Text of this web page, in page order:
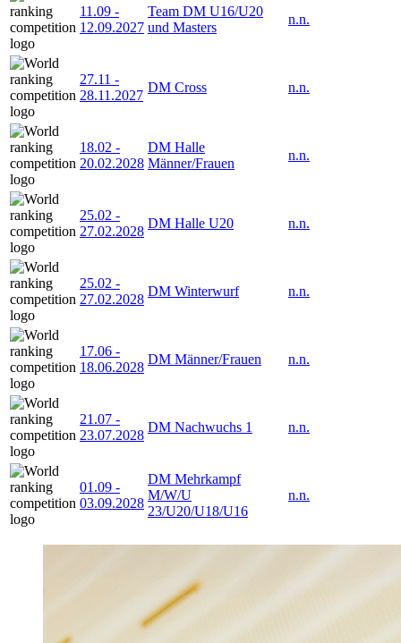
11.09 -
12.09.2027
Team DM U16/U20
und Masters
n.n.
27.11 -
28.11.2027
DM Cross n.n.
18.02 -
20.02.2028
DM Halle
Männer/Frauen
n.n.
25.02 -
27.02.2028
DM Halle U20 n.n.
25.02 -
27.02.2028
DM Winterwurf n.n.
17.06 -
18.06.2028
DM Männer/Frauen n.n.
21.07 -
23.07.2028
DM Nachwuchs 1 n.n.
01.09 -
03.09.2028
DM Mehrkampf
M/W/U
23/U20/U18/U16
n.n.